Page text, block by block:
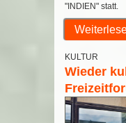
"INDIEN" statt.
KULTUR
Wieder